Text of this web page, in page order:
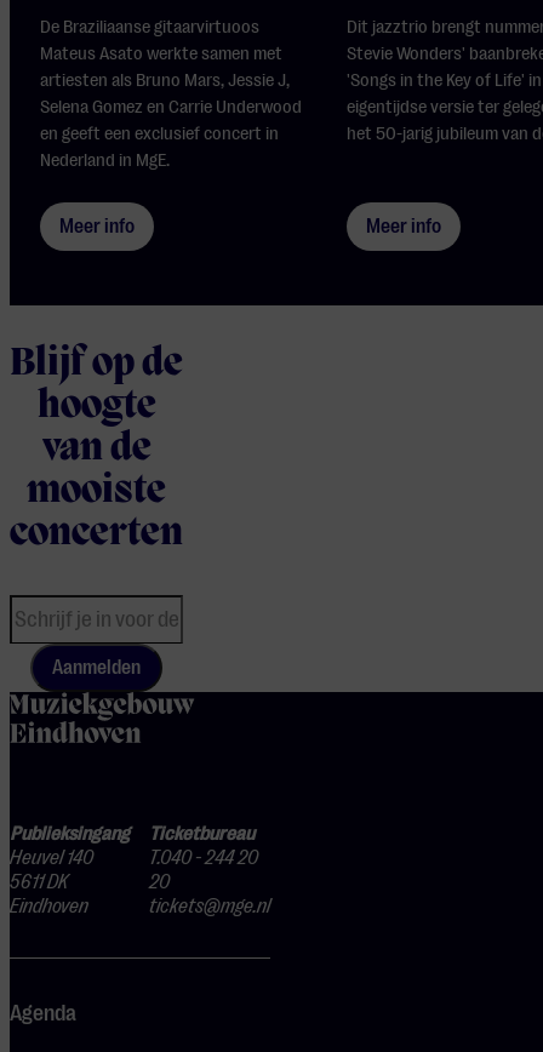
De Braziliaanse gitaarvirtuoos
Mateus Asato werkte samen met
artiesten als Bruno Mars, Jessie J,
Selena Gomez en Carrie Underwood
en geeft een exclusief concert in
Nederland in MgE.
Meer info
Dit jazztrio brengt
Stevie Wonders'
'Songs in the Key of Life'
eigentijdse versie ter
het 50-jarig jubileum van
Meer info
Blijf op de
hoogte
van de
mooiste
concerten
Aanmelden
Publieksingang
Heuvel 140
5611 DK
Eindhoven
Ticketbureau
T.040 - 244 20
20
tickets@mge.nl
Agenda